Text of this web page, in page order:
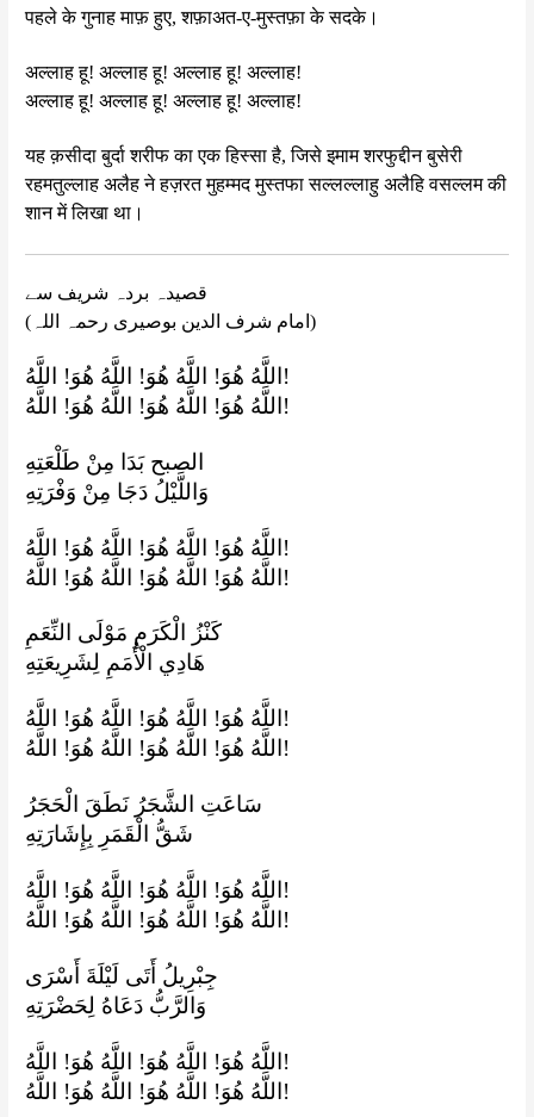
पहले के गुनाह माफ़ हुए, शफ़ाअत-ए-मुस्तफ़ा के सदके।
अल्लाह हू! अल्लाह हू! अल्लाह हू! अल्लाह!
अल्लाह हू! अल्लाह हू! अल्लाह हू! अल्लाह!
यह क़सीदा बुर्दा शरीफ का एक हिस्सा है, जिसे इमाम शरफुद्दीन बुसेरी
रहमतुल्लाह अलैह ने हज़रत मुहम्मद मुस्तफा सल्लल्लाहु अलैहि वसल्लम की
शान में लिखा था।
قصیدہ بردہ شریف سے
(امام شرف الدین بوصیری رحمہ اللہ)
اللَّهُ هُوَ! اللَّهُ هُوَ! اللَّهُ هُوَ! اللَّهُ!
اللَّهُ هُوَ! اللَّهُ هُوَ! اللَّهُ هُوَ! اللَّهُ!
الصبح بَدَا مِنْ طَلْعَتِهِ
وَاللَّيْلُ دَجَا مِنْ وَفْرَتِهِ
اللَّهُ هُوَ! اللَّهُ هُوَ! اللَّهُ هُوَ! اللَّهُ!
اللَّهُ هُوَ! اللَّهُ هُوَ! اللَّهُ هُوَ! اللَّهُ!
كَنْزُ الْكَرَمِ مَوْلَى النِّعَمِ
هَادِي الْأُمَمِ لِشَرِيعَتِهِ
اللَّهُ هُوَ! اللَّهُ هُوَ! اللَّهُ هُوَ! اللَّهُ!
اللَّهُ هُوَ! اللَّهُ هُوَ! اللَّهُ هُوَ! اللَّهُ!
سَاعَتِ الشَّجَرُ نَطَقَ الْحَجَرُ
شَقُّ الْقَمَرِ بِإِشَارَتِهِ
اللَّهُ هُوَ! اللَّهُ هُوَ! اللَّهُ هُوَ! اللَّهُ!
اللَّهُ هُوَ! اللَّهُ هُوَ! اللَّهُ هُوَ! اللَّهُ!
جِبْرِيلُ أَتَى لَيْلَةَ أَسْرَى
وَالرَّبُّ دَعَاهُ لِحَضْرَتِهِ
اللَّهُ هُوَ! اللَّهُ هُوَ! اللَّهُ هُوَ! اللَّهُ!
اللَّهُ هُوَ! اللَّهُ هُوَ! اللَّهُ هُوَ! اللَّهُ!